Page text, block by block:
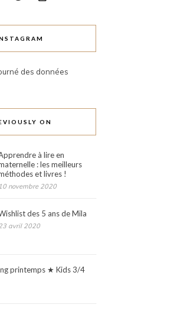
des données
ON
à lire en
: les meilleurs
et livres !
novembre 2020
des 5 ans de Mila
avril 2020
printemps ★ Kids 3/4